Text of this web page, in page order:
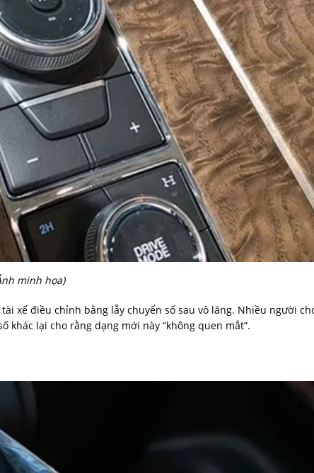
minh họa)
xế điều chỉnh bằng lẫy chuyển số sau vô lăng. Nhiều người
lại cho rằng dạng mới này “không quen mắt”.